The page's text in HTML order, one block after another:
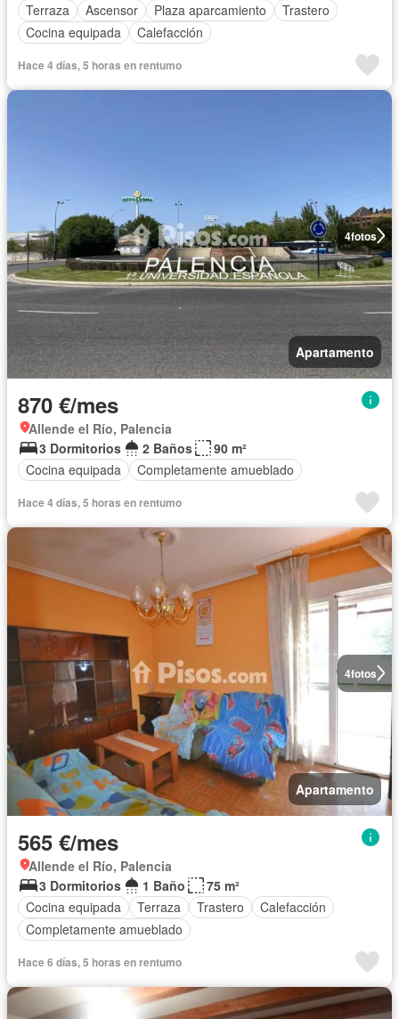
Terraza
Ascensor Plaza aparcamiento
Trastero
Cocina equipada
Calefacción
Hace 4 días, 5 horas en rentumo
4fotos
Apartamento
870 €/mes
Allende el Río, Palencia
3 Dormitorios
2 Baños
90 m²
Cocina equipada
Completamente amueblado
Hace 4 días, 5 horas en rentumo
4fotos
Apartamento
565 €/mes
Allende el Río, Palencia
3 Dormitorios
1 Baño
75 m²
Cocina equipada
Terraza Trastero
Calefacción
Completamente amueblado
Hace 6 días, 5 horas en rentumo